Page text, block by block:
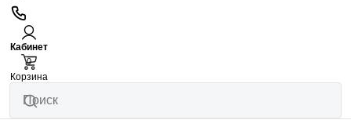
Кабинет
0
Корзина